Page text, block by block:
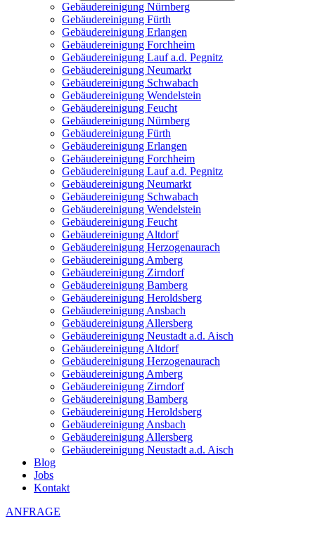
Gebäudereinigung Nürnberg
Gebäudereinigung Fürth
Gebäudereinigung Erlangen
Gebäudereinigung Forchheim
Gebäudereinigung Lauf a.d. Pegnitz
Gebäudereinigung Neumarkt
Gebäudereinigung Schwabach
Gebäudereinigung Wendelstein
Gebäudereinigung Feucht
Gebäudereinigung Nürnberg
Gebäudereinigung Fürth
Gebäudereinigung Erlangen
Gebäudereinigung Forchheim
Gebäudereinigung Lauf a.d. Pegnitz
Gebäudereinigung Neumarkt
Gebäudereinigung Schwabach
Gebäudereinigung Wendelstein
Gebäudereinigung Feucht
Gebäudereinigung Altdorf
Gebäudereinigung Herzogenaurach
Gebäudereinigung Amberg
Gebäudereinigung Zirndorf
Gebäudereinigung Bamberg
Gebäudereinigung Heroldsberg
Gebäudereinigung Ansbach
Gebäudereinigung Allersberg
Gebäudereinigung Neustadt a.d. Aisch
Gebäudereinigung Altdorf
Gebäudereinigung Herzogenaurach
Gebäudereinigung Amberg
Gebäudereinigung Zirndorf
Gebäudereinigung Bamberg
Gebäudereinigung Heroldsberg
Gebäudereinigung Ansbach
Gebäudereinigung Allersberg
Gebäudereinigung Neustadt a.d. Aisch
Blog
Jobs
Kontakt
ANFRAGE